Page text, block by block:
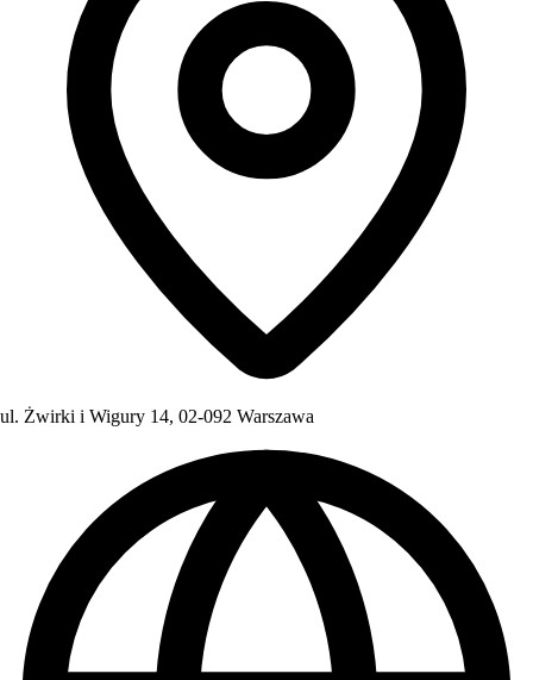
ul. Żwirki i Wigury 14, 02-092 Warszawa